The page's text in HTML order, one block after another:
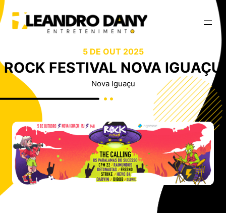
5 DE OUT 2025
ROCK FESTIVAL NOVA IGUAÇU
Nova Iguaçu